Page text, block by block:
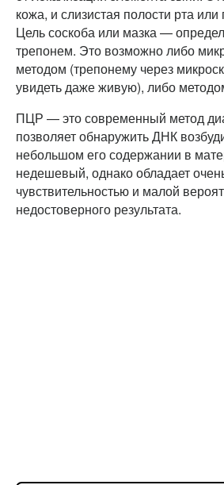
кожа, и слизистая полости рта
Цель соскоба или мазка —
трепонем. Это возможно либо
методом (трепонему через
увидеть даже живую), либо
ПЦР — это современный метод
позволяет обнаружить ДНК
небольшом его содержании в
недешевый, однако обладает
чувствительностью и малой
недостоверного результата.